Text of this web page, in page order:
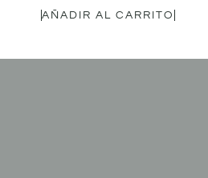
AÑADIR AL CARRITO